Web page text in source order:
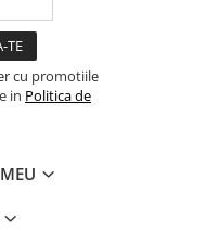
cu promotiile
in Politica de